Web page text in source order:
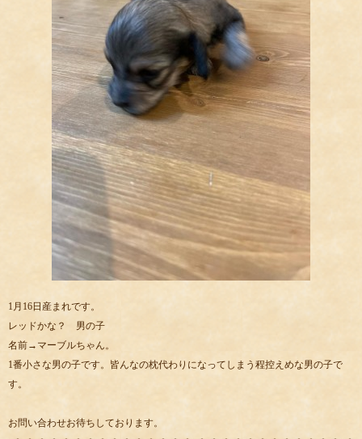
1月16日産まれです。
レッドかな？ 男の子
名前→マーブルちゃん。
1番小さな男の子です。皆んなの枕代わりになってしまう程控えめな男の子で
す。
お問い合わせお待ちしております。